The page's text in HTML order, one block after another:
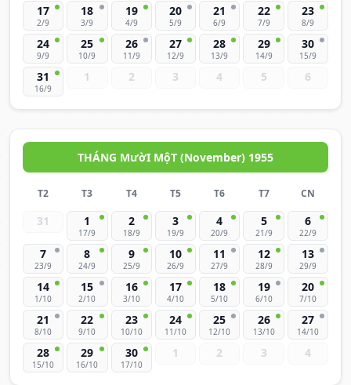
17
2/9
18
3/9
19
4/9
20
5/9
21
6/9
22
7/9
23
8/9
24
9/9
25
10/9
26
11/9
27
12/9
28
13/9
29
14/9
30
15/9
31
16/9
1 2 3 4 5 6
THÁNG MườI MộT (November) 1955
T2 T3 T4 T5 T6 T7 CN
31 1
17/9
2
18/9
3
19/9
4
20/9
5
21/9
6
22/9
7
23/9
8
24/9
9
25/9
10
26/9
11
27/9
12
28/9
13
29/9
14
1/10
15
2/10
16
3/10
17
4/10
18
5/10
19
6/10
20
7/10
21
8/10
22
9/10
23
10/10
24
11/10
25
12/10
26
13/10
27
14/10
28
15/10
29
16/10
30
17/10
1 2 3 4